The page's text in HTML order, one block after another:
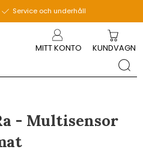
Service och underhåll
MITT KONTO KUNDVAGN
- Multisensor